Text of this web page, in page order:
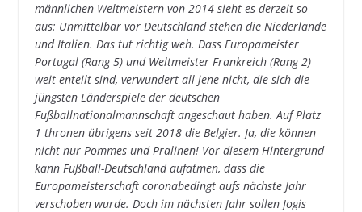
männlichen Weltmeistern von 2014 sieht es derzeit so
aus: Unmittelbar vor Deutschland stehen die Niederlande
und Italien. Das tut richtig weh. Dass Europameister
Portugal (Rang 5) und Weltmeister Frankreich (Rang 2)
weit enteilt sind, verwundert all jene nicht, die sich die
jüngsten Länderspiele der deutschen
Fußballnationalmannschaft angeschaut haben. Auf Platz
1 thronen übrigens seit 2018 die Belgier. Ja, die können
nicht nur Pommes und Pralinen! Vor diesem Hintergrund
kann Fußball-Deutschland aufatmen, dass die
Europameisterschaft coronabedingt aufs nächste Jahr
verschoben wurde. Doch im nächsten Jahr sollen Jogis